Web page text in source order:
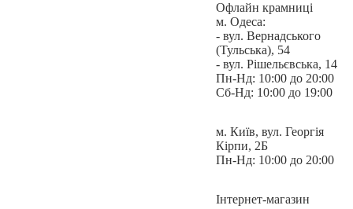
Пояс широкий: можна використовувати ремені до 40 мм.
використання в широкому спектрі температур від +18 до +25
Офлайн крамниці
м. Одеса:
- вул. Вернадського
(Тульська), 54
- вул. Рішельєвська, 14
Пн-Нд: 10:00 до 20:00
Сб-Нд: 10:00 до 19:00
м. Київ, вул. Георгія
Кірпи, 2Б
Пн-Нд: 10:00 до 20:00
Інтернет-магазин